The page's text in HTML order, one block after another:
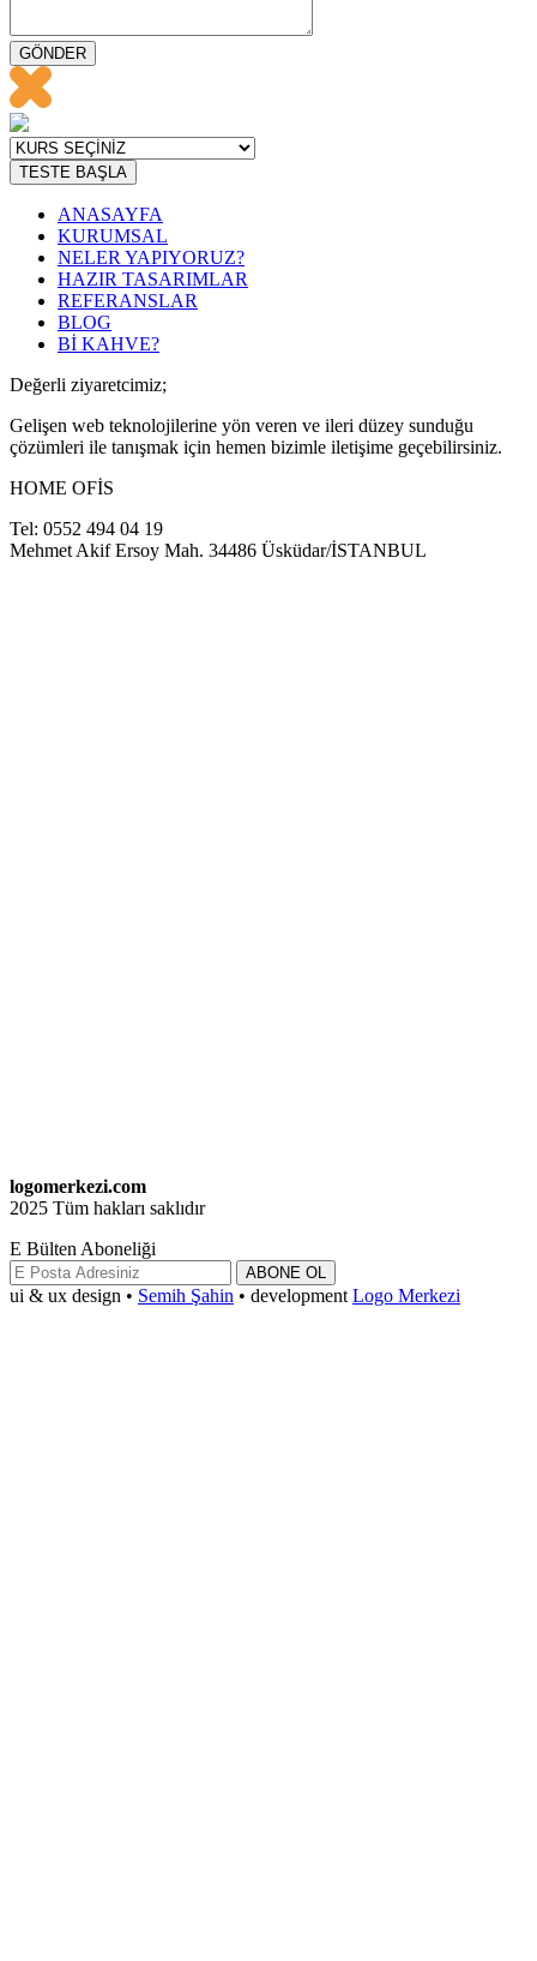
GÖNDER
TESTE BAŞLA
ANASAYFA
KURUMSAL
NELER YAPIYORUZ?
HAZIR TASARIMLAR
REFERANSLAR
BLOG
Bİ KAHVE?
Değerli ziyaretcimiz;
Gelişen web teknolojilerine yön veren ve ileri düzey sunduğu
çözümleri ile tanışmak için hemen bizimle iletişime geçebilirsiniz.
HOME OFİS
Tel: 0552 494 04 19
Mehmet Akif Ersoy Mah. 34486 Üsküdar/İSTANBUL
logomerkezi.com
2025 Tüm hakları saklıdır
E Bülten Aboneliği
ABONE OL
ui & ux design • Semih Şahin • development Logo Merkezi